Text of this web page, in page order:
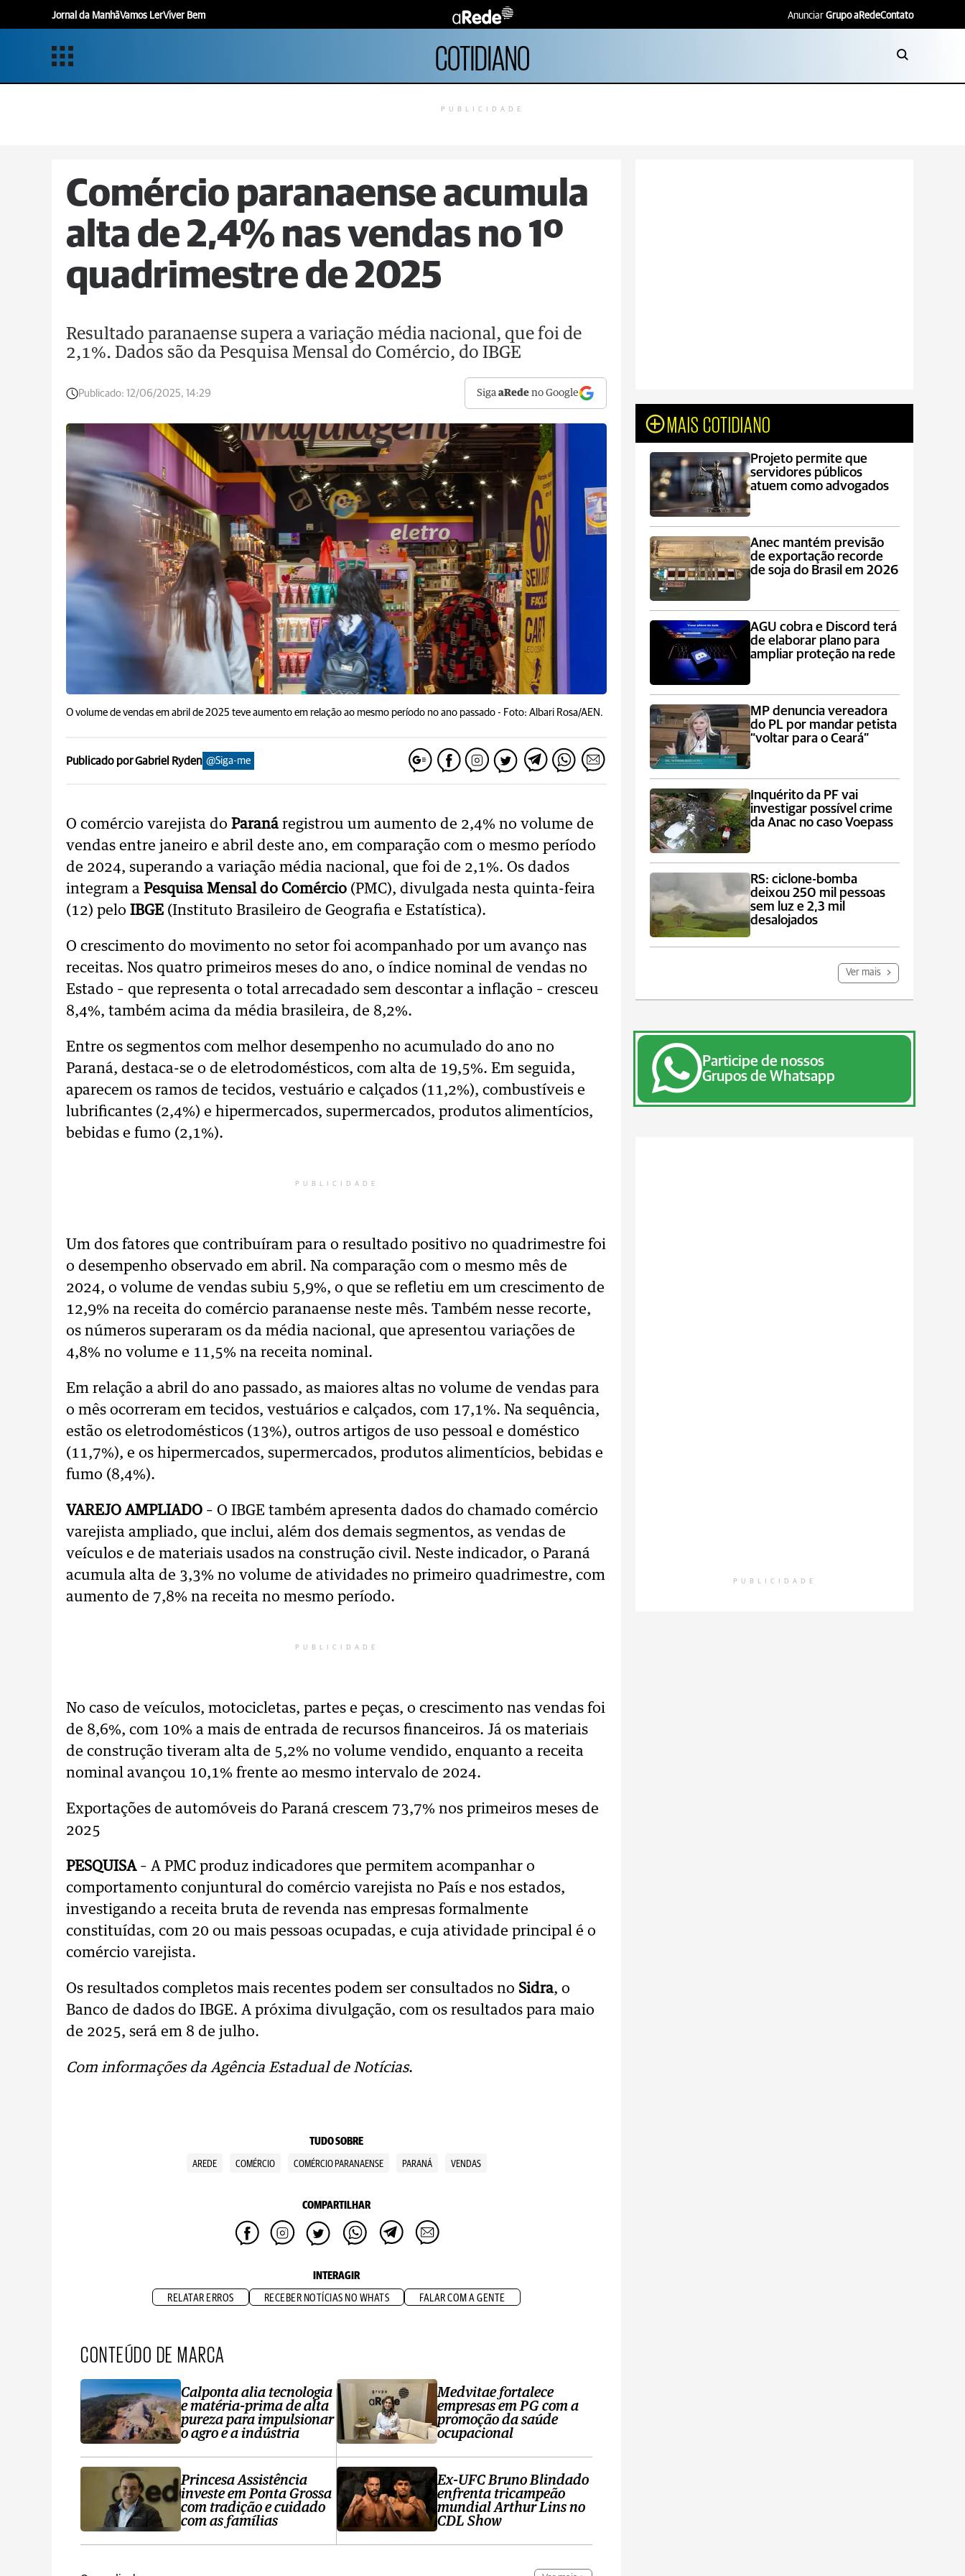
Jornal da ManhãVamos LerViver Bem Anunciar Grupo aRedeContato
COTIDIANO
PUBLICIDADE
Comércio paranaense acumula
alta de 2,4% nas vendas no 1º
quadrimestre de 2025
Resultado paranaense supera a variação média nacional, que foi de
2,1%. Dados são da Pesquisa Mensal do Comércio, do IBGE
Publicado: 12/06/2025, 14:29 SigaaRede no Google
O volume de vendas em abril de 2025 teve aumento em relação ao mesmo período no ano passado - Foto: Albari Rosa/AEN.
Publicado por Gabriel Ryden @Siga-me
O comércio varejista do Paranáregistrou um aumento de 2,4% no volume de
vendas entre janeiro e abril deste ano, em comparação com o mesmo período
de 2024, superando a variação média nacional, que foi de 2,1%. Os dados
integram a Pesquisa Mensal do Comércio (PMC), divulgada nesta quinta-feira
(12) pelo IBGE (Instituto Brasileiro de Geografia e Estatística).
O crescimento do movimento no setor foi acompanhado por um avanço nas
receitas. Nos quatro primeiros meses do ano, o índice nominal de vendas no
Estado – que representa o total arrecadado sem descontar a inflação – cresceu
8,4%, também acima da média brasileira, de 8,2%.
Entre os segmentos com melhor desempenho no acumulado do ano no
Paraná, destaca-se o de eletrodomésticos, com alta de 19,5%. Em seguida,
aparecem os ramos de tecidos, vestuário e calçados (11,2%), combustíveis e
lubrificantes (2,4%) e hipermercados, supermercados, produtos alimentícios,
bebidas e fumo (2,1%).
PUBLICIDADE
Um dos fatores que contribuíram para o resultado positivo no quadrimestre foi
o desempenho observado em abril. Na comparação com o mesmo mês de
2024, o volume de vendas subiu 5,9%, o que se refletiu em um crescimento de
12,9% na receita do comércio paranaense neste mês. Também nesse recorte,
os números superaram os da média nacional, que apresentou variações de
4,8% no volume e 11,5% na receita nominal.
Em relação a abril do ano passado, as maiores altas no volume de vendas para
o mês ocorreram em tecidos, vestuários e calçados, com 17,1%. Na sequência,
estão os eletrodomésticos (13%), outros artigos de uso pessoal e doméstico
(11,7%), e os hipermercados, supermercados, produtos alimentícios, bebidas e
fumo (8,4%).
VAREJO AMPLIADO – O IBGE também apresenta dados do chamado comércio
varejista ampliado, que inclui, além dos demais segmentos, as vendas de
veículos e de materiais usados na construção civil. Neste indicador, o Paraná
acumula alta de 3,3% no volume de atividades no primeiro quadrimestre, com
aumento de 7,8% na receita no mesmo período.
PUBLICIDADE
No caso de veículos, motocicletas, partes e peças, o crescimento nas vendas foi
de 8,6%, com 10% a mais de entrada de recursos financeiros. Já os materiais
de construção tiveram alta de 5,2% no volume vendido, enquanto a receita
nominal avançou 10,1% frente ao mesmo intervalo de 2024.
Exportações de automóveis do Paraná crescem 73,7% nos primeiros meses de
2025
PESQUISA– A PMC produz indicadores que permitem acompanhar o
comportamento conjuntural do comércio varejista no País e nos estados,
investigando a receita bruta de revenda nas empresas formalmente
constituídas, com 20 ou mais pessoas ocupadas, e cuja atividade principal é o
comércio varejista.
Os resultados completos mais recentes podem ser consultados no Sidra, o
Banco de dados do IBGE. A próxima divulgação, com os resultados para maio
de 2025, será em 8 de julho.
Com informações da Agência Estadual de Notícias.
TUDO SOBRE
AREDE COMÉRCIO COMÉRCIO PARANAENSE PARANÁ VENDAS
COMPARTILHAR
INTERAGIR
RELATAR ERROS RECEBER NOTÍCIAS NO WHATS FALAR COM A GENTE
CONTEÚDO DE MARCA
Calponta alia tecnologia
e matéria-prima de alta
pureza para impulsionar
o agro e a indústria
Princesa Assistência
investe em Ponta Grossa
com tradição e cuidado
com as famílias
Medvitae fortalece
empresas em PG com a
promoção da saúde
ocupacional
Ex-UFC Bruno Blindado
enfrenta tricampeão
mundial Arthur Lins no
CDL Show
MAIS COTIDIANO
Projeto permite que
servidores públicos
atuem como advogados
Anec mantém previsão
de exportação recorde
de soja do Brasil em 2026
AGU cobra e Discord terá
de elaborar plano para
ampliar proteção na rede
MP denuncia vereadora
do PL por mandar petista
“voltar para o Ceará”
Inquérito da PF vai
investigar possível crime
da Anac no caso Voepass
RS: ciclone-bomba
deixou 250 mil pessoas
sem luz e 2,3 mil
desalojados
Ver mais
Participe de nossos
Grupos de Whatsapp
PUBLICIDADE